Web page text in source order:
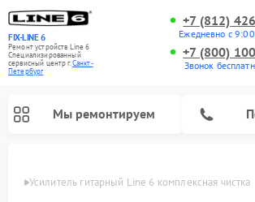
FIX-LINE 6
Ремонт устройств Line 6
Специализированный
cервисный центр г.Санкт-
Петербург
+7 (812)
Ежедневно с
+7 (800)
Звонок
Мы ремонтируем
Усилитель гитарный Line 6 комплексная чистка